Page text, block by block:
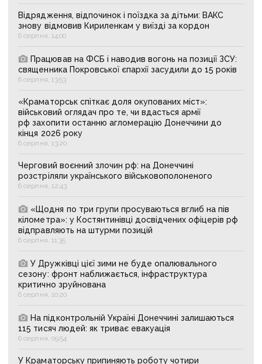
Відрядження, відпочинок і поїздка за дітьми: ВАКС
знову відмовив Кириленкам у виїзді за кордон
6 серпня, 14:00
Працював на ФСБ і наводив вогонь на позиції ЗСУ:
священника Покровської єпархії засудили до 15 років
6 серпня, 13:53
«Краматорськ спіткає доля окупованих міст»:
військовий оглядач про те, чи вдасться армії
рф захопити останню агломерацію Донеччини до
кінця 2026 року
6 серпня, 13:20
Черговий воєнний злочин рф: на Донеччині
розстріляли українського військовополоненого
6 серпня, 12:43
«Щодня по три групи просуваються вглиб на пів
кілометра»: у Костянтинівці досвідчених офіцерів рф
відправляють на штурми позицій
6 серпня, 11:35
У Дружківці цієї зими не буде опалювального
сезону: фронт наближається, інфраструктура
критично зруйнована
6 серпня, 10:20
На підконтрольній Україні Донеччині залишаються
115 тисяч людей: як триває евакуація
6 серпня, 09:54
У Краматорську припиняють роботу чотири